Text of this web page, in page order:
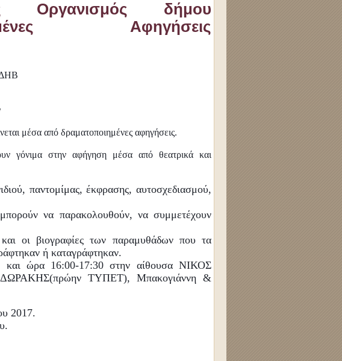
Οργανισμός δήμου
Αφηγήσεις
μέσα από δραματοποιημένες αφηγήσεις.
γόνιμα στην αφήγηση μέσα από θεατρικά και
παντομίμας, έκφρασης, αυτοσχεδιασμού,
να παρακολουθούν, να συμμετέχουν
οι βιογραφίες των παραμυθάδων που τα
ή καταγράφτηκαν.
και ώρα 16:00-17:30 στην αίθουσα ΝΙΚΟΣ
ΤΥΠΕΤ), Μπακογιάννη &
2017.